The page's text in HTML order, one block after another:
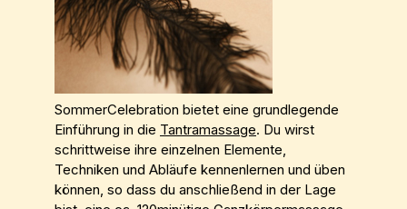
SommerCelebration bietet eine grundlegende
Einführung in die Tantramassage. Du wirst
schrittweise ihre einzelnen Elemente,
Techniken und Abläufe kennenlernen und üben
können, so dass du anschließend in der Lage